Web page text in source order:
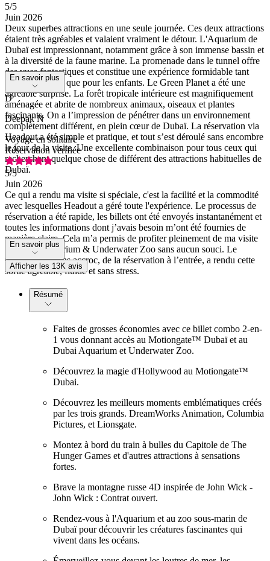
5/5
Juin 2026
Deux superbes attractions en une seule journée. Ces deux attractions
étaient très agréables et valaient vraiment le détour. L'Aquarium de
Dubaï est impressionnant, notamment grâce à son immense bassin et
à la diversité de la faune marine. La promenade dans le tunnel offre
des vues fantastiques et constitue une expérience formidable tant
pour les adultes que pour les enfants. Le Green Planet a été une
agréable surprise. La forêt tropicale intérieure est magnifiquement
aménagée et abrite de nombreux animaux, oiseaux et plantes
fascinants. On a l’impression de pénétrer dans un environnement
complètement différent, en plein cœur de Dubaï. La réservation via
Headout a été simple et pratique, et tout s’est déroulé sans encombre
le jour de la visite. Une excellente combinaison pour tous ceux qui
recherchent quelque chose de différent des attractions habituelles de
Dubaï.
En savoir plus
D
Deepak N
Voyage en solitaire
Réservation vérifiée
5/5
Juin 2026
Ce qui a rendu ma visite si spéciale, c'est la facilité et la commodité
avec lesquelles Headout a géré toute l'expérience. Le processus de
réservation a été rapide, les billets ont été envoyés instantanément et
toutes les informations dont j’avais besoin m’ont été fournies de
manière claire. Cela m’a permis de profiter pleinement de ma visite
au Dubai Aquarium & Underwater Zoo sans aucun souci. Le
déroulement sans accroc, de la réservation à l’entrée, a rendu cette
sortie agréable, fluide et sans stress.
En savoir plus
Afficher les 13K avis
Résumé
Faites de grosses économies avec ce billet combo 2-en-
1 vous donnant accès au Motiongate™ Dubaï et au
Dubai Aquarium et Underwater Zoo.
Découvrez la magie d'Hollywood au Motiongate™
Dubai.
Découvrez les meilleurs moments emblématiques créés
par les trois grands. DreamWorks Animation, Columbia
Pictures, et Lionsgate.
Montez à bord du train à bulles du Capitole de The
Hunger Games et d'autres attractions à sensations
fortes.
Brave la montagne russe 4D inspirée de John Wick -
John Wick : Contrat ouvert.
Rendez-vous à l'Aquarium et au zoo sous-marin de
Dubaï pour découvrir les créatures fascinantes qui
vivent dans les océans.